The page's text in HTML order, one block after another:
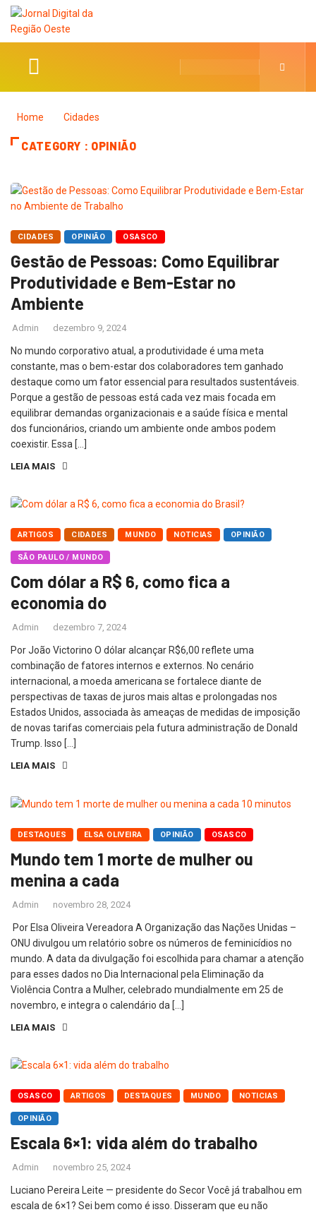
Home Cidades
CATEGORY : OPINIÃO
CIDADES OPINIÃO OSASCO
Gestão de Pessoas: Como Equilibrar
Produtividade e Bem-Estar no
Ambiente
Admin dezembro 9, 2024
No mundo corporativo atual, a produtividade é uma meta
constante, mas o bem-estar dos colaboradores tem ganhado
destaque como um fator essencial para resultados sustentáveis.
Porque a gestão de pessoas está cada vez mais focada em
equilibrar demandas organizacionais e a saúde física e mental
dos funcionários, criando um ambiente onde ambos podem
coexistir. Essa […]
LEIA MAIS
ARTIGOS CIDADES MUNDO NOTICIAS OPINIÃO
SÃO PAULO / MUNDO
Com dólar a R$ 6, como fica a
economia do
Admin dezembro 7, 2024
Por João Victorino O dólar alcançar R$6,00 reflete uma
combinação de fatores internos e externos. No cenário
internacional, a moeda americana se fortalece diante de
perspectivas de taxas de juros mais altas e prolongadas nos
Estados Unidos, associada às ameaças de medidas de imposição
de novas tarifas comerciais pela futura administração de Donald
Trump. Isso […]
LEIA MAIS
DESTAQUES ELSA OLIVEIRA OPINIÃO OSASCO
Mundo tem 1 morte de mulher ou
menina a cada
Admin novembro 28, 2024
Por Elsa Oliveira Vereadora A Organização das Nações Unidas –
ONU divulgou um relatório sobre os números de feminicídios no
mundo. A data da divulgação foi escolhida para chamar a atenção
para esses dados no Dia Internacional pela Eliminação da
Violência Contra a Mulher, celebrado mundialmente em 25 de
novembro, e integra o calendário da […]
LEIA MAIS
OSASCO ARTIGOS DESTAQUES MUNDO NOTICIAS
OPINIÃO
Escala 6×1: vida além do trabalho
Admin novembro 25, 2024
Luciano Pereira Leite — presidente do Secor Você já trabalhou em
escala de 6×1? Sei bem como é isso. Disseram que eu não